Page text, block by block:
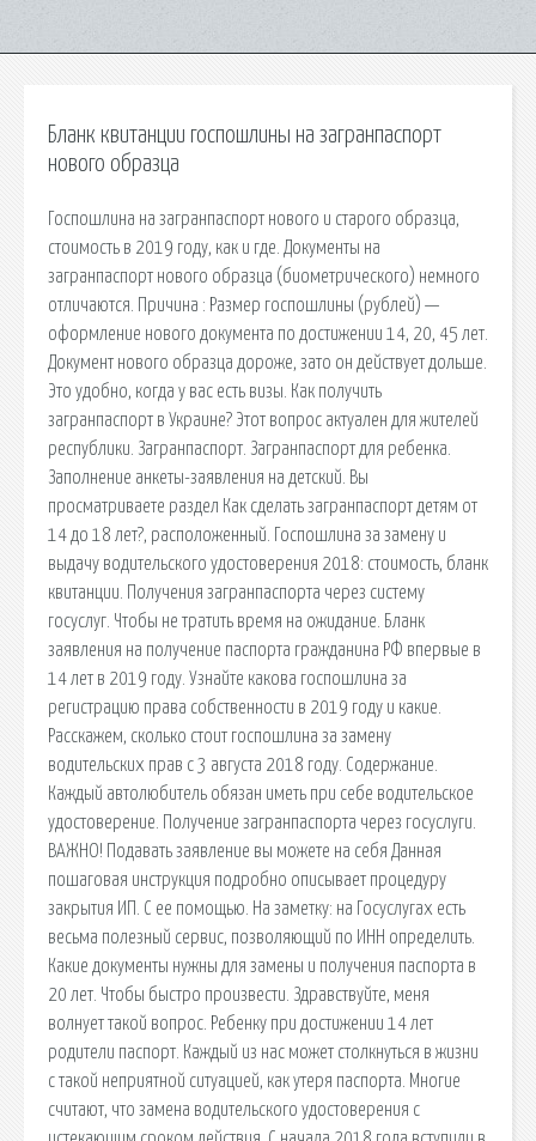
Бланк квитанции госпошлины на загранпаспорт
нового образца
Госпошлина на загранпаспорт нового и старого образца,
стоимость в 2019 году, как и где. Документы на
загранпаспорт нового образца (биометрического) немного
отличаются. Причина : Размер госпошлины (рублей) —
оформление нового документа по достижении 14, 20, 45 лет.
Документ нового образца дороже, зато он действует дольше.
Это удобно, когда у вас есть визы. Как получить
загранпаспорт в Украине? Этот вопрос актуален для жителей
республики. Загранпаспорт. Загранпаспорт для ребенка.
Заполнение анкеты-заявления на детский. Вы
просматриваете раздел Как сделать загранпаспорт детям от
14 до 18 лет?, расположенный. Госпошлина за замену и
выдачу водительского удостоверения 2018: стоимость, бланк
квитанции. Получения загранпаспорта через систему
госуслуг. Чтобы не тратить время на ожидание. Бланк
заявления на получение паспорта гражданина РФ впервые в
14 лет в 2019 году. Узнайте какова госпошлина за
регистрацию права собственности в 2019 году и какие.
Расскажем, сколько стоит госпошлина за замену
водительских прав с 3 августа 2018 году. Содержание.
Каждый автолюбитель обязан иметь при себе водительское
удостоверение. Получение загранпаспорта через госуслуги.
ВАЖНО! Подавать заявление вы можете на себя Данная
пошаговая инструкция подробно описывает процедуру
закрытия ИП. С ее помощью. На заметку: на Госуслугах есть
весьма полезный сервис, позволяющий по ИНН определить.
Какие документы нужны для замены и получения паспорта в
20 лет. Чтобы быстро произвести. Здравствуйте, меня
волнует такой вопрос. Ребенку при достижении 14 лет
родители паспорт. Каждый из нас может столкнуться в жизни
с такой неприятной ситуацией, как утеря паспорта. Многие
считают, что замена водительского удостоверения с